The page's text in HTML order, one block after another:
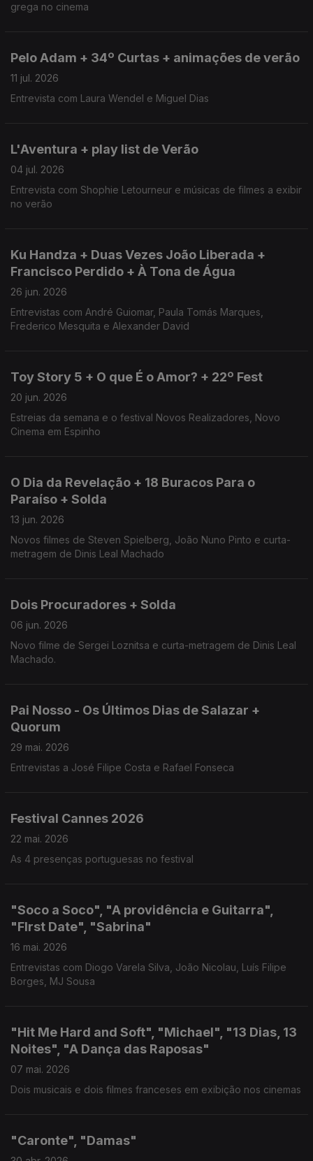
grega no cinema
Pelo Adam + 34º Curtas + animações de verão
11 jul. 2026
Entrevista com Laura Wendel e Miguel Dias
L'Aventura + play list de Verão
04 jul. 2026
Entrevista com Shophie Letourneur e músicas de filmes a exibir
no verão
Ku Handza + Duas Vezes João Liberada +
Francisco Perdido + À Tona de Água
26 jun. 2026
Entrevistas com André Guiomar, Paula Tomás Marques,
Frederico Mesquita e Alexander David
Toy Story 5 + O que É o Amor? + 22º Fest
20 jun. 2026
Estreias da semana e o festival Novos Realizadores, Novo
Cinema em Espinho
O Dia da Revelação + 18 Buracos Para o
Paraíso + Solda
13 jun. 2026
Novos filmes de Steven Spielberg, João Nuno Pinto e curta-
metragem de Dinis Leal Machado
Dois Procuradores + Solda
06 jun. 2026
Novo filme de Sergei Loznitsa e curta-metragem de Dinis Leal
Machado.
Pai Nosso - Os Últimos Dias de Salazar +
Quorum
29 mai. 2026
Entrevistas a José Filipe Costa e Rafael Fonseca
Festival Cannes 2026
22 mai. 2026
As 4 presenças portuguesas no festival
"Soco a Soco", "A providência e Guitarra",
"FIrst Date", "Sabrina"
16 mai. 2026
Entrevistas com Diogo Varela Silva, João Nicolau, Luís Filipe
Borges, MJ Sousa
"Hit Me Hard and Soft", "Michael", "13 Dias, 13
Noites", "A Dança das Raposas"
07 mai. 2026
Dois musicais e dois filmes franceses em exibição nos cinemas
"Caronte", "Damas"